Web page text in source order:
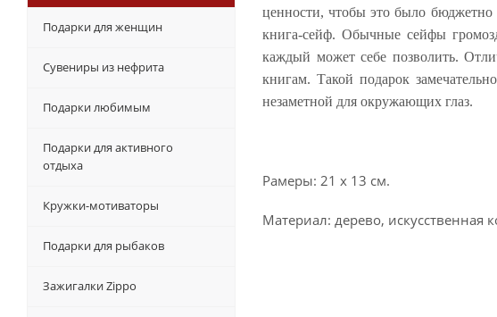
ценности, чтобы это было бюджетно
книга-сейф. Обычные сейфы
каждый может себе позволить.
книгам. Такой подарок
незаметной для окружающих глаз.
Рамеры: 21 х 13 см.
Материал: дерево, искусственная
Подарки для женщин
Сувениры из нефрита
Подарки любимым
Подарки для активного
отдыха
Кружки-мотиваторы
Подарки для рыбаков
Зажигалки Zippo